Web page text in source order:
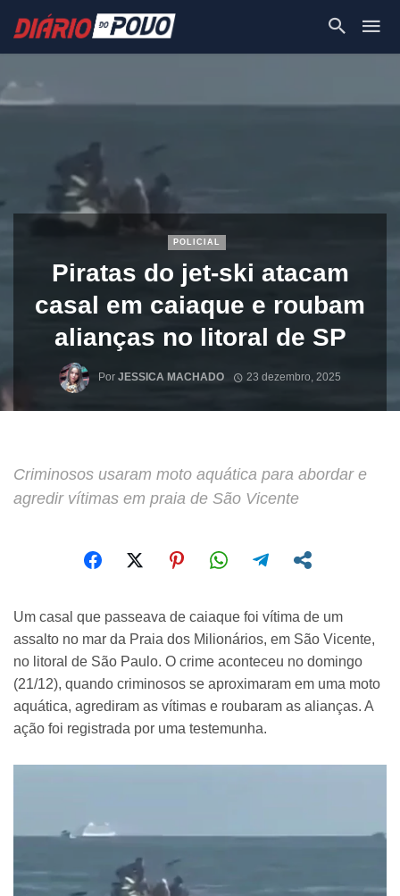
POLICIAL
Piratas do jet-ski atacam
casal em caiaque e roubam
alianças no litoral de SP
Por JESSICA MACHADO 23 dezembro, 2025
Criminosos usaram moto aquática para abordar e
agredir vítimas em praia de São Vicente
Um casal que passeava de caiaque foi vítima de um
assalto no mar da Praia dos Milionários, em São Vicente,
no litoral de São Paulo. O crime aconteceu no domingo
(21/12), quando criminosos se aproximaram em uma moto
aquática, agrediram as vítimas e roubaram as alianças. A
ação foi registrada por uma testemunha.